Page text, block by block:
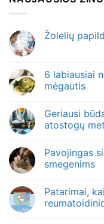
Žolelių
6 labiausiai
mėgautis
Geriausi
atostogų
Pavojingas
smegenims
Patarimai,